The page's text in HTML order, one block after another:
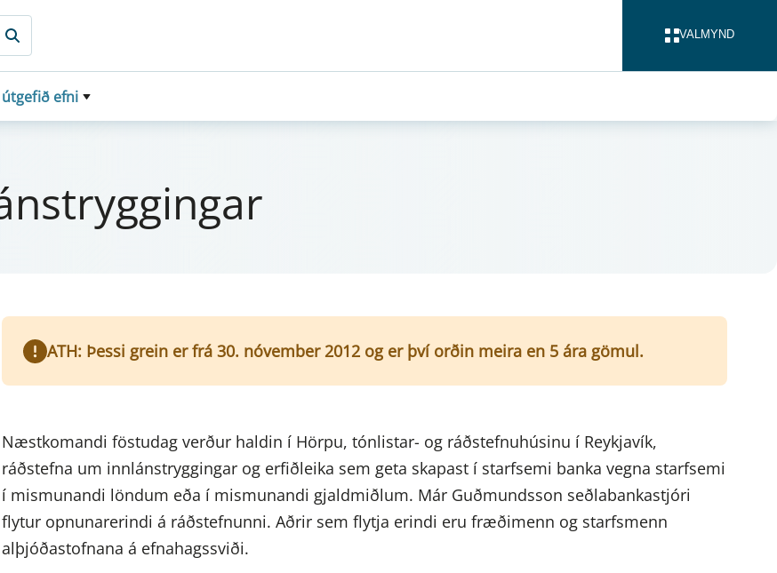
VALMYND
efni
ATH: Þessi grein er frá 30. nóvember 2012 og er því orðin meira en 5 ára gömul.
Næstkomandi föstudag verður haldin í Hörpu, tónlistar- og ráðstefnuhúsinu í Reykjavík,
ráðstefna um innlánstryggingar og erfiðleika sem geta skapast í starfsemi banka vegna starfsemi
í mismunandi löndum eða í mismunandi gjaldmiðlum. Már Guðmundsson seðlabankastjóri
flytur opnunarerindi á ráðstefnunni. Aðrir sem flytja erindi eru fræðimenn og starfsmenn
alþjóðastofnana á efnahagssviði.